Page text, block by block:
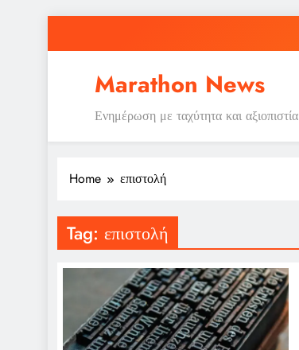
Marathon News
Ενημέρωση με ταχύτητα και αξιοπιστία
Home επιστολή
Tag: επιστολή